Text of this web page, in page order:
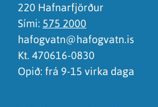
220 Hafnarfjörður
Sími: 575 2000
hafogvatn@hafogvatn.is
Kt. 470616-0830
Opið: frá 9-15 virka daga